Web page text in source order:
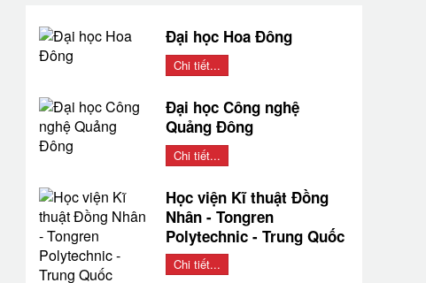
Đại học Hoa Đông
Chi tiết...
Đại học Công nghệ
Quảng Đông
Chi tiết...
Học viện Kĩ thuật Đồng
Nhân - Tongren
Polytechnic - Trung Quốc
Chi tiết...